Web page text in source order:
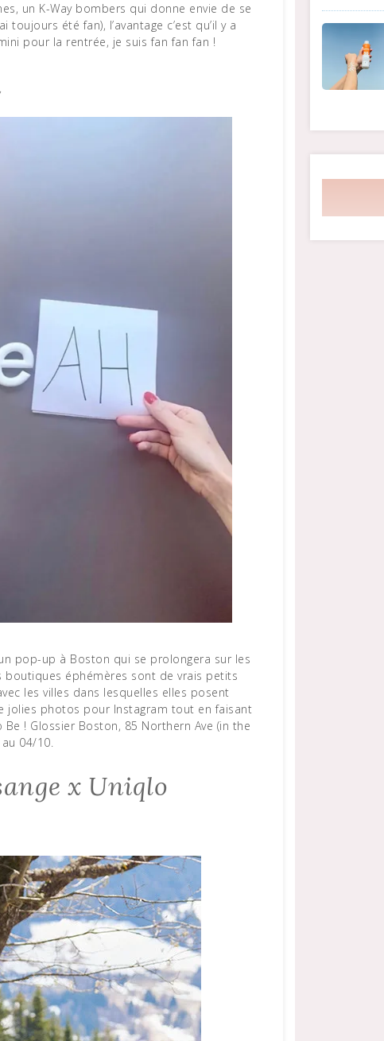
un K-Way bombers qui donne envie de se
été fan), l’avantage c’est qu’il y a
pour la rentrée, je suis fan fan fan !
pop-up à Boston qui se prolongera sur les
éphémères sont de vrais petits
les villes dans lesquelles elles posent
jolies photos pour Instagram tout en faisant
! Glossier Boston, 85 Northern Ave (in the
04/10.
x Uniqlo